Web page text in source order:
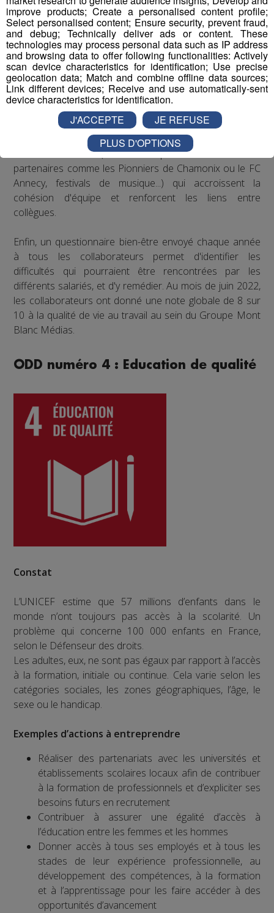
recommandations de la médecine du travail en matière
de posture sur les postes de travail : des rehausseurs de
clavier ont été distribués aux salariés qui le souhaitaient.
Concernant le bien-être au travail, le Groupe Mont Blanc
Médias organise depuis plusieurs années des
séminaires d’entreprise qui permettent à ses
collaborateurs de partager des moments conviviaux qui
sortent du cadre formel du travail. De plus, il est
régulièrement proposé aux salariés de participer à des
événements festifs (rencontres sportives avec les clubs
partenaires comme les Pionniers de Chamonix ou le FC
Annecy, festivals de musique...) qui accroissent la
cohésion d'équipe et renforcent les liens entre
collègues.
Enfin, un questionnaire bien-être envoyé chaque année
à tous les collaborateurs permet d'identifier les
difficultés qui pourraient être rencontrées par les
différents salariés, et d'y remédier. Au mois de juin 2022,
les collaborateurs ont donné une note globale de 8 sur
10 à la qualité de vie au travail au sein du Groupe Mont
Blanc Médias.
ODD numéro 4 : Education de qualité
Constat
L’UNICEF estime que 57 millions d’enfants dans le
monde n’ont toujours pas accès à la scolarité. Un
problème qui concerne 100 000 enfants en France,
selon le Défenseur des droits.
Les adultes, eux, ne sont pas égaux par rapport à l’accès
à la formation, initiale ou continue. Cela varie selon les
catégories sociales, les zones géographiques, l’âge, le
sexe ou le handicap.
Exemples d’actions à entreprendre
Réaliser des partenariats avec les universités et
établissements scolaires locaux afin de contribuer
à la formation de professionnels et d’expliciter ses
besoins futurs en recrutement
Contribuer à assurer une égalité d’accès à
l’éducation entre les femmes et les hommes
Donner accès à tous ses employés et à tous les
stades de leur expérience professionnelle, au
développement des compétences, à la formation
et à l’apprentissage pour les faire accéder à des
opportunités d’avancement
improve products; Create a personalised content profile;
Select personalised content; Ensure security, prevent fraud,
and debug; Technically deliver ads or content. These
technologies may process personal data such as IP address
and browsing data to offer following functionalities: Actively
scan device characteristics for identification; Use precise
geolocation data; Match and combine offline data sources;
Link different devices; Receive and use automatically-sent
device characteristics for identification.
J'ACCEPTE
JE REFUSE
PLUS D'OPTIONS